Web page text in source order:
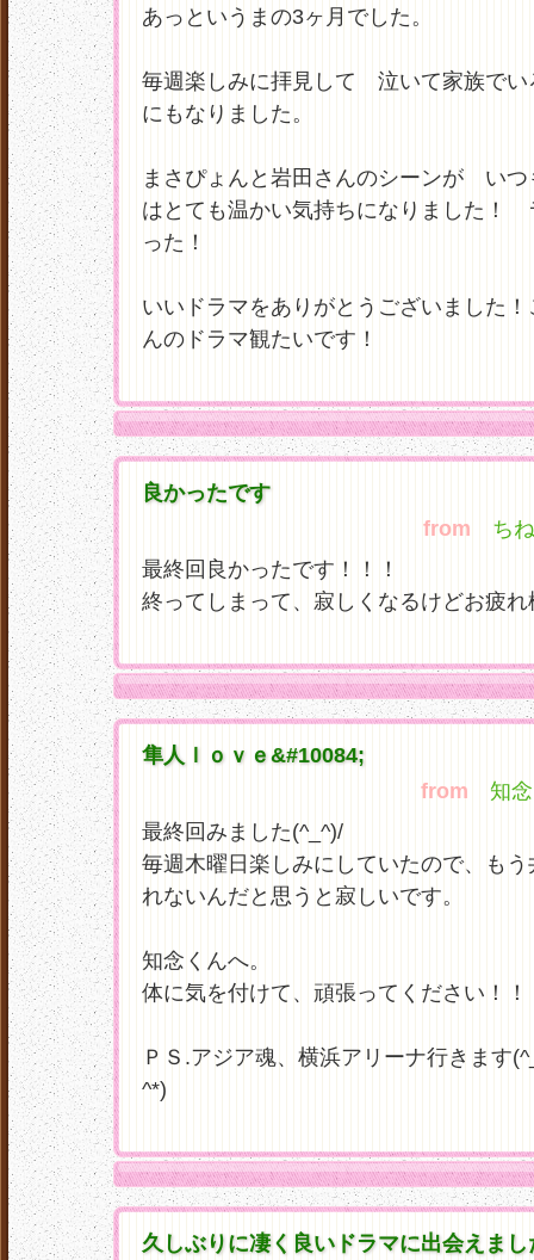
あっというまの3ヶ月でした。
毎週楽しみに拝見して 泣いて家族でい
にもなりました。
まさぴょんと岩田さんのシーンが い
はとても温かい気持ちになりました！
った！
いいドラマをありがとうございました
んのドラマ観たいです！
良かったです
from ちね
最終回良かったです！！！
終ってしまって、寂しくなるけどお疲
隼人ｌｏｖｅ&#10084;
from 知念
最終回みました(^_^)/
毎週木曜日楽しみにしていたので、も
れないんだと思うと寂しいです。
知念くんへ。
体に気を付けて、頑張ってください！！
ＰＳ.アジア魂、横浜アリーナ行きます
^*)
久しぶりに凄く良いドラマに出会えまし